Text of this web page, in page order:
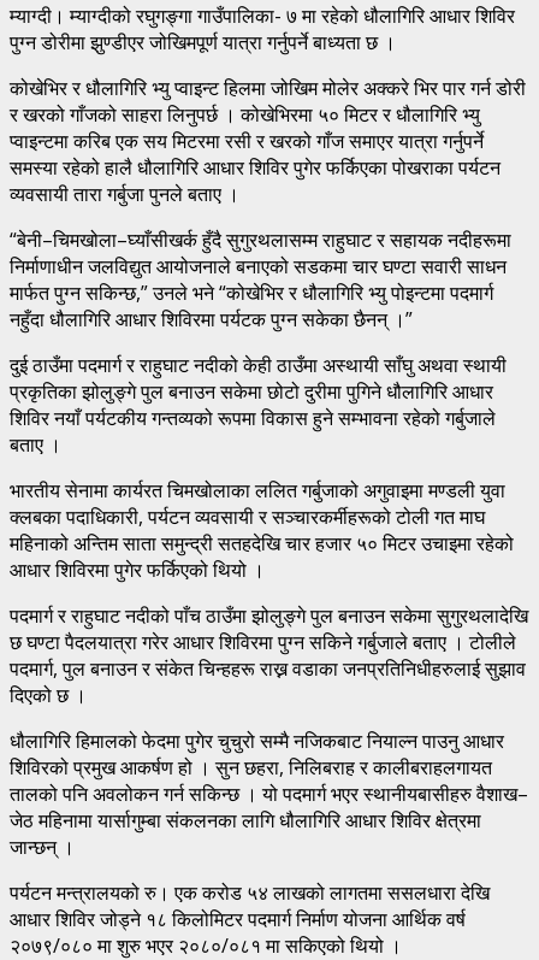
म्याग्दी। म्याग्दीको रघुगङ्गा गाउँपालिका- ७ मा रहेको धौलागिरि आधार शिविर
पुग्न डोरीमा झुण्डीएर जोखिमपूर्ण यात्रा गर्नुपर्ने बाध्यता छ ।
कोखेभिर र धौलागिरि भ्यु प्वाइन्ट हिलमा जोखिम मोलेर अक्करे भिर पार गर्न डोरी
र खरको गाँजको साहरा लिनुपर्छ । कोखेभिरमा ५० मिटर र धौलागिरि भ्यु
प्वाइन्टमा करिब एक सय मिटरमा रसी र खरको गाँज समाएर यात्रा गर्नुपर्ने
समस्या रहेको हालै धौलागिरि आधार शिविर पुगेर फर्किएका पोखराका पर्यटन
व्यवसायी तारा गर्बुजा पुनले बताए ।
“बेनी–चिमखोला–घ्याँसीखर्क हुँदै सुगुरथलासम्म राहुघाट र सहायक नदीहरूमा
निर्माणाधीन जलविद्युत आयोजनाले बनाएको सडकमा चार घण्टा सवारी साधन
मार्फत पुग्न सकिन्छ,” उनले भने “कोखेभिर र धौलागिरि भ्यु पोइन्टमा पदमार्ग
नहुँदा धौलागिरि आधार शिविरमा पर्यटक पुग्न सकेका छैनन् ।”
दुई ठाउँमा पदमार्ग र राहुघाट नदीको केही ठाउँमा अस्थायी साँघु अथवा स्थायी
प्रकृतिका झोलुङ्गे पुल बनाउन सकेमा छोटो दुरीमा पुगिने धौलागिरि आधार
शिविर नयाँ पर्यटकीय गन्तव्यको रूपमा विकास हुने सम्भावना रहेको गर्बुजाले
बताए ।
भारतीय सेनामा कार्यरत चिमखोलाका ललित गर्बुजाको अगुवाइमा मण्डली युवा
क्लबका पदाधिकारी, पर्यटन व्यवसायी र सञ्चारकर्मीहरूको टोली गत माघ
महिनाको अन्तिम साता समुन्द्री सतहदेखि चार हजार ५० मिटर उचाइमा रहेको
आधार शिविरमा पुगेर फर्किएको थियो ।
पदमार्ग र राहुघाट नदीको पाँच ठाउँमा झोलुङ्गे पुल बनाउन सकेमा सुगुरथलादेखि
छ घण्टा पैदलयात्रा गरेर आधार शिविरमा पुग्न सकिने गर्बुजाले बताए । टोलीले
पदमार्ग, पुल बनाउन र संकेत चिन्हहरू राख्न वडाका जनप्रतिनिधीहरुलाई सुझाव
दिएको छ ।
धौलागिरि हिमालको फेदमा पुगेर चुचुरो सम्मै नजिकबाट नियाल्न पाउनु आधार
शिविरको प्रमुख आकर्षण हो । सुन छहरा, निलिबराह र कालीबराहलगायत
तालको पनि अवलोकन गर्न सकिन्छ । यो पदमार्ग भएर स्थानीयबासीहरु वैशाख–
जेठ महिनामा यार्सागुम्बा संकलनका लागि धौलागिरि आधार शिविर क्षेत्रमा
जान्छन् ।
पर्यटन मन्त्रालयको रु। एक करोड ५४ लाखको लागतमा ससलधारा देखि
आधार शिविर जोड्ने १८ किलोमिटर पदमार्ग निर्माण योजना आर्थिक वर्ष
२०७९/०८० मा शुरु भएर २०८०/०८१ मा सकिएको थियो ।